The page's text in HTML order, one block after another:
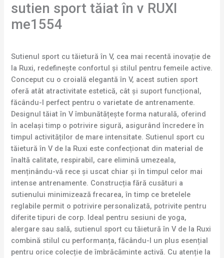
sutien sport tăiat în v RUXI
me1554
Sutienul sport cu tăietură în V, cea mai recentă inovație de
la Ruxi, redefinește confortul și stilul pentru femeile active.
Conceput cu o croială elegantă în V, acest sutien sport
oferă atât atractivitate estetică, cât și suport funcțional,
făcându-l perfect pentru o varietate de antrenamente.
Designul tăiat în V îmbunătățește forma naturală, oferind
în același timp o potrivire sigură, asigurând încredere în
timpul activităților de mare intensitate. Sutienul sport cu
tăietură în V de la Ruxi este confecționat din material de
înaltă calitate, respirabil, care elimină umezeala,
menținându-vă rece și uscat chiar și în timpul celor mai
intense antrenamente. Construcția fără cusături a
sutienului minimizează frecarea, în timp ce bretelele
reglabile permit o potrivire personalizată, potrivite pentru
diferite tipuri de corp. Ideal pentru sesiuni de yoga,
alergare sau sală, sutienul sport cu tăietură în V de la Ruxi
combină stilul cu performanța, făcându-l un plus esențial
pentru orice colecție de îmbrăcăminte activă. Cu atenție la